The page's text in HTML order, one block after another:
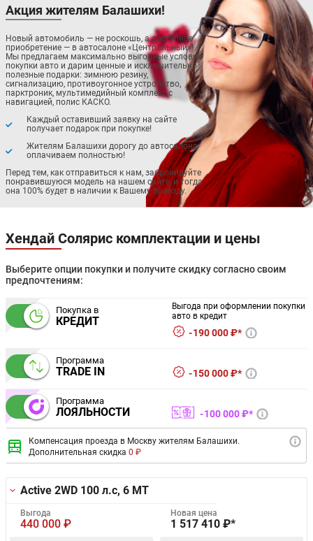
Акция жителям Балашихи!
Новый автомобиль — не роскошь, а доступное
приобретение — в автосалоне «Центральный»!
Мы предлагаем максимально выгодные условия
покупки авто и дарим ценные и исключительно
полезные подарки: зимнюю резину,
сигнализацию, противоугонное устройство,
парктроник, мультимедийный комплекс с
навигацией, полис КАСКО.
Каждый оставивший заявку на сайте
получает подарок при покупке!
Жителям Балашихи дорогу до автосалона
оплачиваем полностью!
Перед тем, как отправиться к нам, забронируйте
понравившуюся модель на нашем сайте, и тогда
она 100% будет в наличии к Вашему приезду.
Хендай Солярис комплектации и цены
Выберите опции покупки и получите скидку согласно своим
предпочтениям:
Покупка в
КРЕДИТ
Выгода при оформлении покупки
авто в кредит
190 000 ₽*
Программа
TRADE IN 150 000 ₽*
Программа
ЛОЯЛЬНОСТИ 100 000 ₽*
Компенсация проезда в Москву жителям Балашихи.
Дополнительная скидка 0 ₽
Active 2WD 100 л.с, 6 MT
Выгода
440 000 ₽
Новая цена
1 517 410 ₽*